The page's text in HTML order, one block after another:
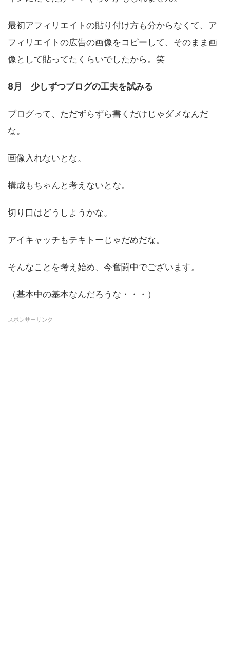
最初アフィリエイトの貼り付け方も分からなくて、 ア
フィリエイトの広告の画像をコピーして、そのまま画
像として貼ってたくらいでしたから。笑
8月 少しずつブログの工夫を試みる
ブログって、ただずらずら書くだけじゃダメなんだ
な。
画像入れないとな。
構成もちゃんと考えないとな。
切り口はどうしようかな。
アイキャッチもテキトーじゃだめだな。
そんなことを考え始め、今奮闘中でございます。
（基本中の基本なんだろうな・・・）
スポンサーリンク